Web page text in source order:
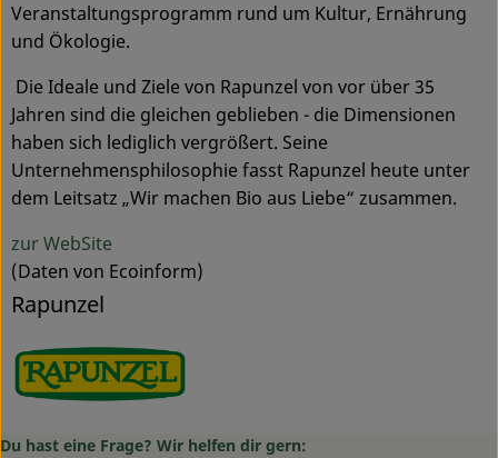
Veranstaltungsprogramm rund um Kultur, Ernährung
und Ökologie.
Die Ideale und Ziele von Rapunzel von vor über 35
Jahren sind die gleichen geblieben - die Dimensionen
haben sich lediglich vergrößert. Seine
Unternehmensphilosophie fasst Rapunzel heute unter
dem Leitsatz „Wir machen Bio aus Liebe“ zusammen.
zur WebSite
(Daten von Ecoinform)
Rapunzel
Du hast eine Frage? Wir helfen dir gern: